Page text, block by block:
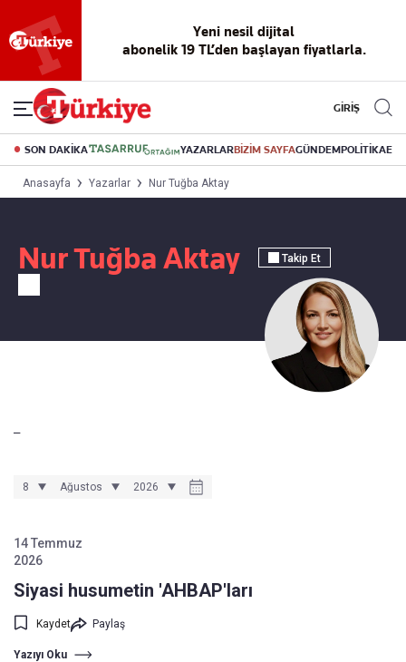
Yeni nesil dijital
abonelik 19 TL’den başlayan fiyatlarla.
GİRİŞ
SON DAKİKA YAZARLARBİZİM SAYFAGÜNDEMPOLİTİKA
Anasayfa Yazarlar Nur Tuğba Aktay
Nur Tuğba Aktay Takip Et
14 Temmuz
2026
Siyasi husumetin 'AHBAP'ları
Kaydet Paylaş
Yazıyı Oku